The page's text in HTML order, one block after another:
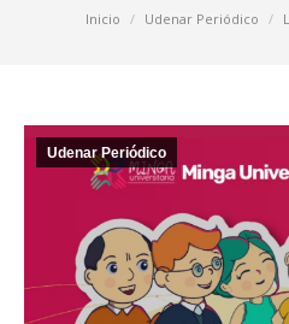
Estás aquí:
Inicio Udenar Periódico
Udenar Periódico